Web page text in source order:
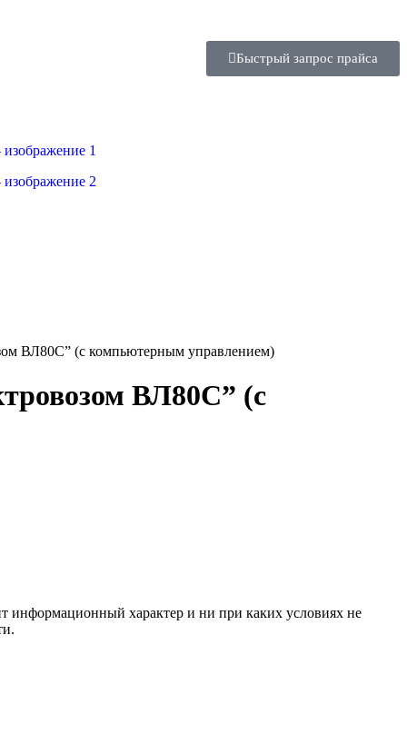
Быстрый запрос прайса
ВЛ80С” (с компьютерным управлением)
ВЛ80С” (с
информационный характер и ни при каких условиях не